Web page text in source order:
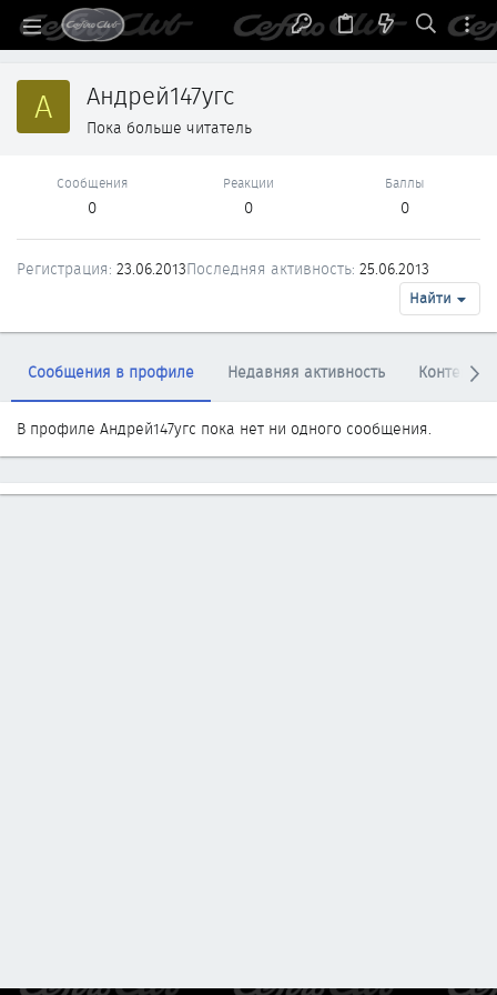
А Андрей147угс
Пока больше читатель
Сообщения
0
Реакции
0
Баллы
0
Регистрация 23.06.2013Последняя активность 25.06.2013
Найти
Сообщения в профиле Недавняя активность Контент
В профиле Андрей147угс пока нет ни одного сообщения.